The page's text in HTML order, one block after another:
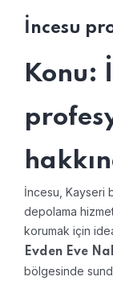
İncesu
Konu:
İncesu, Kayseri
depolama
korumak için
Evden Eve
bölgesinde